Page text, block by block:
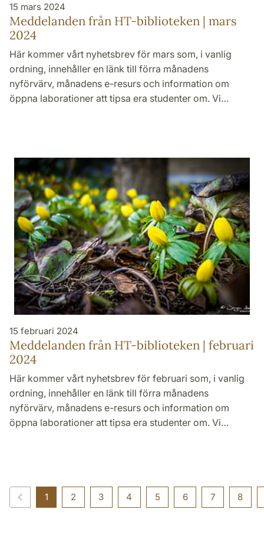
15 mars 2024
Meddelanden från HT-biblioteken | mars
2024
Här kommer vårt nyhetsbrev för mars som, i vanlig
ordning, innehåller en länk till förra månadens
nyförvärv, månadens e-resurs och information om
öppna laborationer att tipsa era studenter om. Vi…
15 februari 2024
Meddelanden från HT-biblioteken | februari
2024
Här kommer vårt nyhetsbrev för februari som, i vanlig
ordning, innehåller en länk till förra månadens
nyförvärv, månadens e-resurs och information om
öppna laborationer att tipsa era studenter om. Vi…
1 2 3 4 5 6 7 8